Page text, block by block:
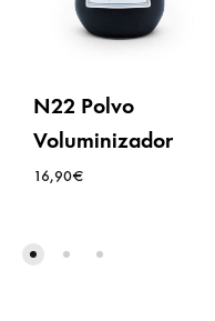
N22 Polvo
Voluminizador
16,90€